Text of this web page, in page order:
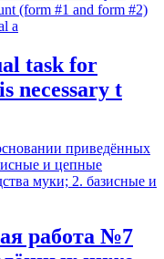
task for
necessary t
работа №7